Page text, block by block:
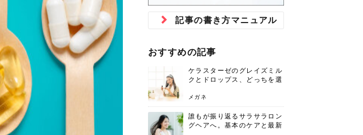
かない予防方法と時短寝癖
直し...
新生活シーズン、朝の身支度を少しで
も短くしたい人は多いはず。じつは寝
癖は、...
かえで
はなぜ？原因と落とし方・
防ぎ方を紹介
花粉の季節になると、髪がパサつく、
ありま...
さくら
自然なヘアカラーで作る
「きれい...
職場で浮かない落ち着いたトーンにし
たいけれど、どこか垢抜けた印象にし
たいと...
さくら
る？「イエベ」「ブルベ」
診断と...
美容室で素敵なヘアカラーに染めても
「なん...
かえで
年の注目スタイルと長さ別
2026年はレイヤーカットを使った髪型
のトレンドと重なり、ルーズウェーブ
ヘ...
かえで
とは？自宅でできる復活術
と長...
パーマをかけたばかりなのに、もうカ
はいな...
メガネ
た後の美容室の探し方！失
敗しに...
美容室を倒産する数が増えているとい
うニュースがありました。もともと美
容室の...
かえで
院の頼み方とは？失敗しな
いため...
前髪は薄くしたほうが今風でおしゃれ
たいと...
かえで
トアップ♪毎日こつこつカン
タン小顔☆
毎日のちょっとした習慣で小顔は作れ
る！頭のこりをほぐしてフェイスライ
ンのリ...
chicca
よう！ヘッドスパの効果と
おすすめの人
普段目に見えない頭皮ですが、何のケ
積して...
yukarin
ちりする理由は？具体的な
やり方...
目元の印象を左右するのは目そのもの
ではなく、頭皮の状態かもしれませ
ん。以下...
メガネ
わる？抜け毛・パサつきの
原因と...
最近、髪のツヤがなくなったという方
は、スト...
さくら
夫！ブラッシング感覚で使
えるヘア...
ヘアアイロンを使うのが苦手、火傷が
怖いと感じている方はいないでしょう
か？そ...
さくら
国発「ダリーフ」でヘアセ
ット...
韓国コスメを使うのは若い子だけだと
グラム...
さくら
い？針の仕組み・全4種比
較・...
メイクをしている時間も、スキンケア
の時間に変えるという発想から生まれ
たのが...
あかり
み」は違う。相手に信頼感
を与え...
新しい環境に臨むとき、多くの人が意
メイク...
さな
ッサージの違いとは？効果
と、自...
サロンのメニューを見ていると、「リ
ンパマッサージ」の他に「経絡マッサ
ージ」...
あかり
断ることは悪くない。自分
を守る...
「初回限定〇〇円！」そんなお得な体
に弱い...
さな
G？親子で学ぶ、安心・安全
なエ...
「ムダ毛が気になる」とお子さんが悩
んでいる姿を見て、エステ脱毛を検討
し始め...
あおい
い。40代のVIO・顔脱毛、
賢...
40代になって、ふと自分のムダ毛のこ
毛を...
さな
てる？指先をきれいに見え
るのは...
SNSや雑誌で見かけた素敵なネイルデ
ザインを、いざ自分の爪に試してみた
ら、...
さな
キラ」はOK？派手に見えな
い上...
仕事中も、ふとした瞬間に自分の指先
く「キ...
あおい
ルルルン ハイドラのどれが
良い？その違いは？PDRN
や...
ルルルン ハイドラシリーズを使いたい
けれど、種類が多くてどれを選べばい
いか...
さな
ジュベルック スキンの効果
とは？毛穴・ニキビ跡への
ニキビ跡の凸凹をどうにかしたいと、
肌の質感でお悩みではないでしょう
その医療ダイエット、後悔
しませんか？失敗する人の
共通点...
医師の管理のもと、科学的根拠に基づ
いて行う「医療ダイエット」は、自己
流のダ...
さな
本気の痩身と体質改善に。
アーユルヴェーダに基づく
自己流のダイエットではなかなか落ち
ない、頑固な脂肪やセルライトを、本
記事の書き方マニュアル
おすすめの記事
ケラスターゼのグレイズミル
クとドロップス、どっちを選
使いのメリット
メガネ
誰もが振り返るサラサラロン
グヘアへ。基本のケアと最新